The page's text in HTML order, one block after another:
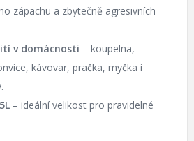
zápachu a zbytečně agresivních
v domácnosti – koupelna,
kávovar, pračka, myčka i
– ideální velikost pro pravidelné